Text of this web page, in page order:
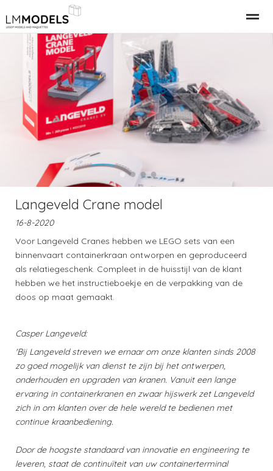
Relatiegeschenk Bedrijfspand LEGO Gebouwen
Home Nieuws Bellen E-mail
● ● ● ●
Langeveld Crane model
16-8-2020
Voor Langeveld Cranes hebben we LEGO sets van een
binnenvaart containerkraan ontworpen en geproduceerd
als relatiegeschenk. Compleet in de huisstijl van de klant
hebben we het instructieboekje en de verpakking van de
doos op maat gemaakt.
Casper Langeveld:
'Bij Langeveld streven we ernaar om onze klanten sinds 2008
zo goed mogelijk van dienst te zijn bij het ontwerpen,
onderhouden en upgraden van kranen. Vanuit een lange
ervaring in containerkranen en zwaar hijswerk zet Langeveld
zich in om klanten over de hele wereld te bedienen met
continue kraanbediening.
Door de hoogste standaard van innovatie en engineering te
leveren, staat de continuïteit van uw containerterminal